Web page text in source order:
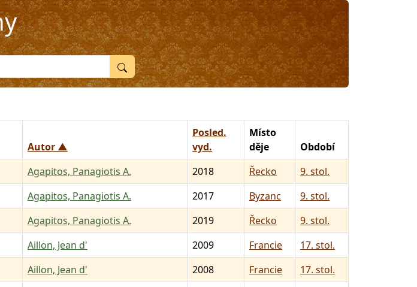
Autor ▲
Posled.
vyd.
Místo
děje
Období
Agapitos, Panagiotis A. 2018 Řecko
9. stol.
Agapitos, Panagiotis A. 2017 Byzanc
9. stol.
Agapitos, Panagiotis A. 2019 Řecko
9. stol.
Aillon, Jean d' 2009 Francie
17. stol.
Aillon, Jean d' 2008 Francie
17. stol.